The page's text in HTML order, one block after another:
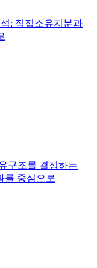
: 직접소유지분과
구조를 결정하는
를 중심으로